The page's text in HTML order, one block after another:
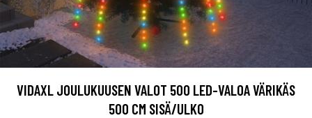
VIDAXL JOULUKUUSEN VALOT 500 LED-VALOA VÄRIKÄS
500 CM SISÄ/ULKO